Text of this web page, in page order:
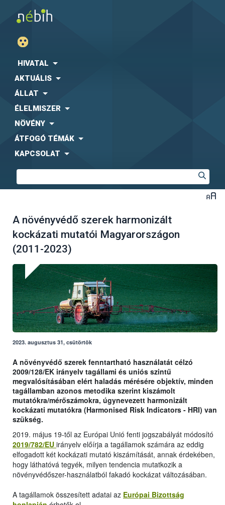
HIVATAL
AKTUÁLIS
ÁLLAT
ÉLELMISZER
NÖVÉNY
ÁTFOGÓ TÉMÁK
KAPCSOLAT
A növényvédő szerek harmonizált
kockázati mutatói Magyarországon
(2011-2023)
2023. augusztus 31, csütörtök
A növényvédő szerek fenntartható használatát célzó
2009/128/EK irányelv tagállami és uniós szintű
megvalósításában elért haladás mérésére objektív, minden
tagállamban azonos metodika szerint kiszámolt
mutatókra/mérőszámokra, úgynevezett harmonizált
kockázati mutatókra (Harmonised Risk Indicators - HRI) van
szükség.
2019. május 19-től az Európai Unió fenti jogszabályát módosító
2019/782/EU irányelv előírja a tagállamok számára az eddig
elfogadott két kockázati mutató kiszámítását, annak érdekében,
hogy láthatóvá tegyék, milyen tendencia mutatkozik a
növényvédőszer-használatból fakadó kockázat változásában.
A tagállamok összesített adatai az Európai Bizottság